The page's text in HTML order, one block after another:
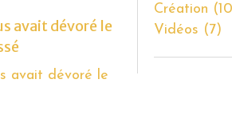
AGENDA
avait dévoré le
Création
Vidéos (7)